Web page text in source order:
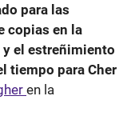
para las
copias en la
el estreñimiento
tiempo para Cher
en la